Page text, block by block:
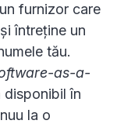
furnizor care
întreține un
tău.
as-a-
disponibil în
la o